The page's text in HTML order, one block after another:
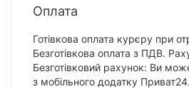
Оплата
Готівкова оплата курєру при
Безготівкова оплата з ПДВ.
Безготівковий рахунок: Ви
з мобільного додатку Приват24.